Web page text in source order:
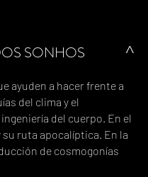
SONHOS
ayuden a hacer frente a
del clima y el
del cuerpo. En el
ruta apocalíptica. En la
de cosmogonías
^